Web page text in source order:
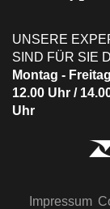
UNSERE
SIND FÜR SIE
Montag -
12.00 Uhr /
Uhr
Impressum